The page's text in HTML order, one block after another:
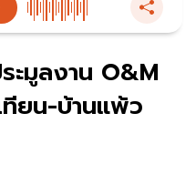
ะมูลงาน O&M
ทียน-บ้านแพ้ว